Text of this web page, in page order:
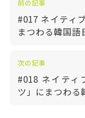
前の記事
#017 ネイティ
まつわる韓国語
次の記事
#018 ネイティ
ツ」にまつわる